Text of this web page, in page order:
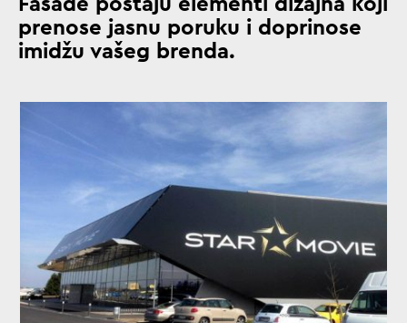
prenose jasnu poruku i doprinose
imidžu vašeg brenda.